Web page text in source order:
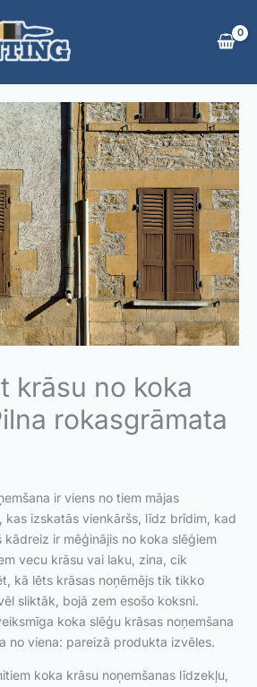
krāsu no koka
rokasgrāmata
ir viens no tiem mājas
kas izskatās vienkāršs, līdz brīdim, kad
ir mēģinājis no koka slēģiem
vecu krāsu vai laku, zina, cik
kā lēts krāsas noņēmējs tik tikko
sliktāk, bojā zem esošo koksni.
koka slēģu krāsas noņemšana
no viena: pareizā produkta izvēles.
koka krāsu noņemšanas līdzekļu,